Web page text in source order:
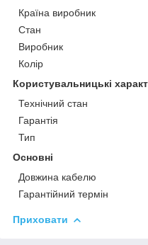
Країна виробник
Стан
Виробник
Колір
Користувальницькі
Технічний стан
Гарантія
Тип
Основні
Довжина кабелю
Гарантійний термін
Приховати